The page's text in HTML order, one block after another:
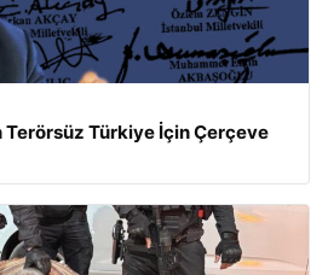
Terörsüz Türkiye İçin Çerçeve